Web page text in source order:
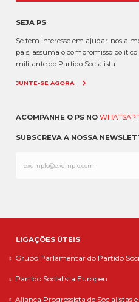
SEJA PS
Se tem interesse em ajudar-nos a
país, assuma o compromisso
militante do Partido Socialista.
JUNTE-SE AGORA
ACOMPANHE O PS NO
SUBSCREVA A NOSSA
LIGAÇÕES ÚTEIS
Grupo Parlamentar do Partido
Partido Socialista Europeu
Aliança Progressista de Socialistas